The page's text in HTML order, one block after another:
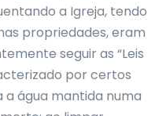
a Igreja, tendo
propriedades, eram
seguir as “Leis
por certos
água mantida numa